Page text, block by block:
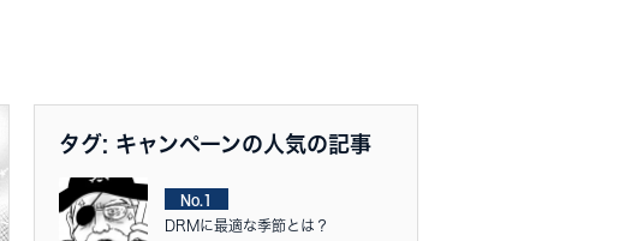
タグ: キャンペーンの人気の記事
No.1
DRMに最適な季節とは？